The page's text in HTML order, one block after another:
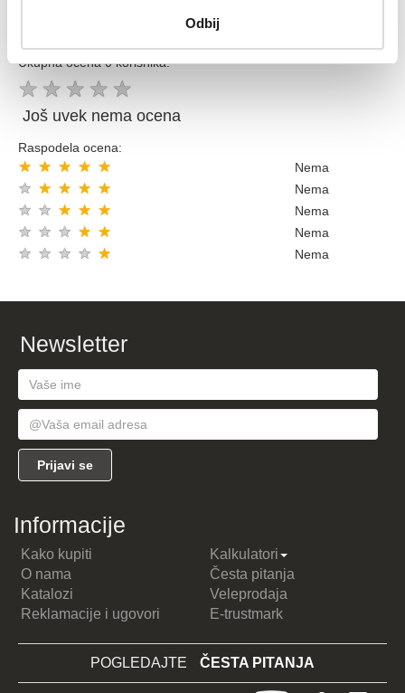
Odbij
OCENE KORISNIKA (OCENITE PROIZVOD
Ukupna ocena 0 korisnika:
★ ★ ★ ★ ★
Još uvek nema ocena
Raspodela ocena:
★
★
★
★
★ Nema
★
★
★
★
★ Nema
★
★
★
★
★ Nema
★
★
★
★
★ Nema
★
★
★
★
★ Nema
Newsletter
Informacije
Kako kupiti
Kalkulatori
O nama
Česta pitanja
Katalozi
Veleprodaja
Reklamacije i ugovori
E-trustmark
POGLEDAJTE ČESTA PITANJA